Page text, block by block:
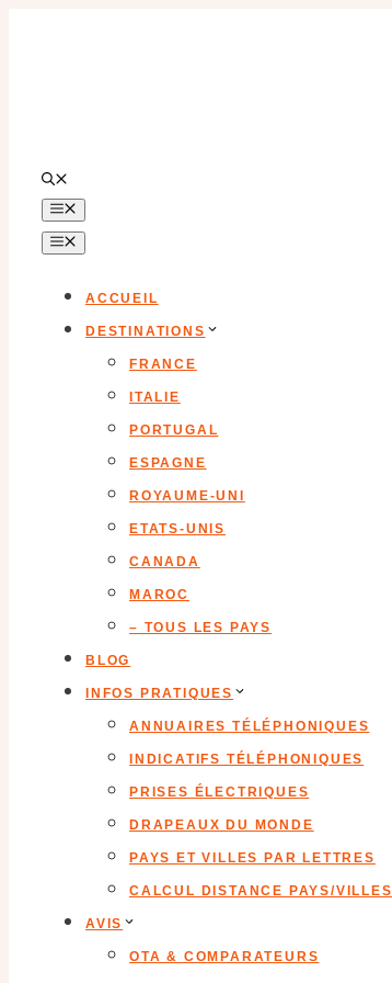
ACCUEIL
DESTINATIONS
FRANCE
ITALIE
PORTUGAL
ESPAGNE
ROYAUME-UNI
ETATS-UNIS
CANADA
MAROC
– TOUS LES PAYS
BLOG
INFOS PRATIQUES
ANNUAIRES TÉLÉPHONIQUES
INDICATIFS TÉLÉPHONIQUES
PRISES ÉLECTRIQUES
DRAPEAUX DU MONDE
PAYS ET VILLES PAR LETTRES
CALCUL DISTANCE PAYS/VILLES
AVIS
OTA & COMPARATEURS